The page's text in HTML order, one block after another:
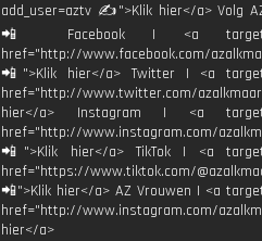
add_user=aztv ✍">Klik hier</a> Volg
📲 Facebook | <a
href="http://www.facebook.com/
📲">Klik hier</a> Twitter | <a
href="http://www.twitter.com/
hier</a> Instagram | <a
href="http://www.instagram.com/
📲">Klik hier</a> TikTok | <a
href="https://www.tiktok.com/
📲">Klik hier</a> AZ Vrouwen | <a
href="http://www.instagram.com/
hier</a>